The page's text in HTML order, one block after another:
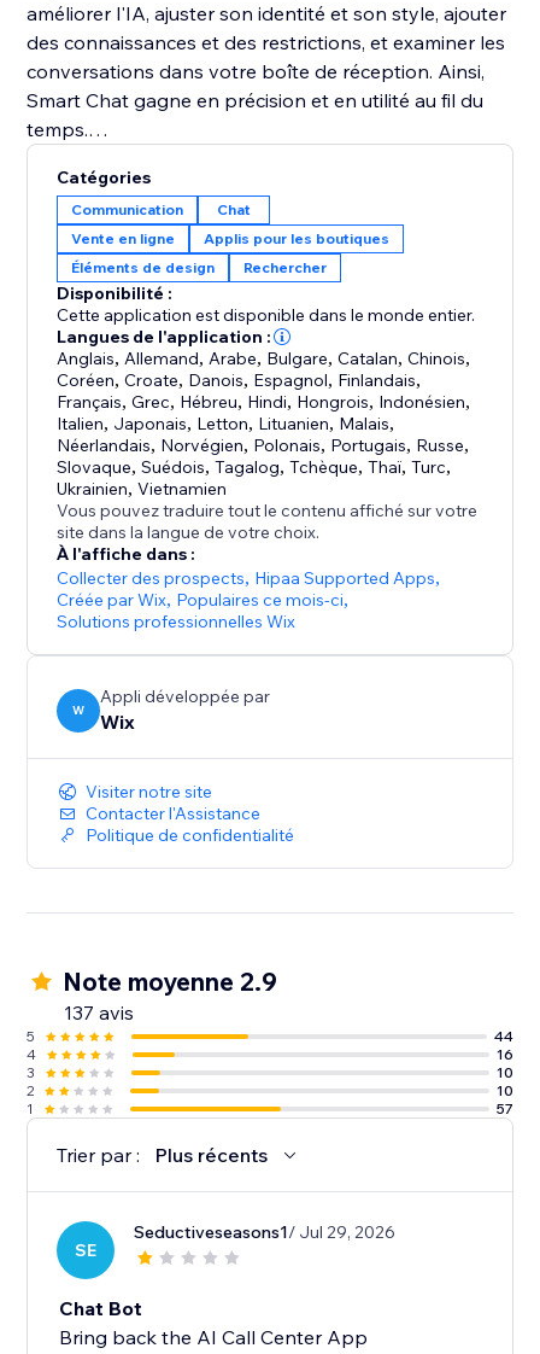
améliorer l'IA, ajuster son identité et son style, ajouter
des connaissances et des restrictions, et examiner les
conversations dans votre boîte de réception. Ainsi,
Smart Chat gagne en précision et en utilité au fil du
temps.
Accédez facilement aux données analytiques clés du
chat pour en apprendre plus sur les visiteurs de votre
site et améliorer la façon dont vous interagissez avec
eux afin d'augmenter les conversions. Smart Chat
analyse également vos conversations pour vous
donner des informations clés sur ce que vos clients
recherchent et sur la manière dont vous pouvez
améliorer votre activité.
Anciennement connu sous le nom de Wix Chat IA de
site, Smart Chat est désormais amélioré pour inclure
le chat en direct (manuel) et remplacer l'ancien Wix
Catégories
Communication
Chat
Vente en ligne
Applis pour les boutiques
Éléments de design
Rechercher
Disponibilité :
Cette application est disponible dans le monde entier.
Langues de l'application :
Anglais, Allemand, Arabe, Bulgare,Catalan,Chinois,
Coréen,Croate, Danois, Espagnol, Finlandais,
Français,Grec, Hébreu, Hindi, Hongrois, Indonésien,
Italien, Japonais, Letton, Lituanien, Malais,
Néerlandais, Norvégien, Polonais, Portugais, Russe,
Slovaque,Suédois,Tagalog,Tchèque,Thaï,Turc,
Ukrainien,Vietnamien
Vous pouvez traduire tout le contenu affiché sur votre
site dans la langue de votre choix.
À l'affiche dans :
Collecter des prospects, Hipaa Supported Apps,
Créée par Wix, Populaires ce mois‑ci,
Solutions professionnelles Wix
W
Appli développée par
Wix
Visiter notre site
Contacter l'Assistance
Politique de confidentialité
Note moyenne 2.9
137 avis
5
44
4
16
3
10
2
10
1
57
Trier par : Plus récents
SE
Seductiveseasons1/ Jul 29, 2026
Chat Bot
Bring back the AI Call Center App